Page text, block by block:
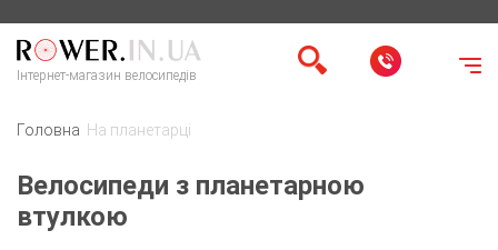
Інтернет-магазин велосипедів
Головна На планетарці
Велосипеди з планетарною
втулкою